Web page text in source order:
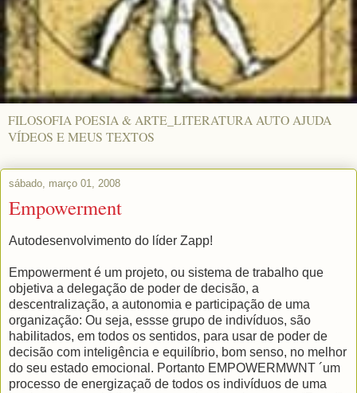
FILOSOFIA POESIA & ARTE_LITERATURA AUTO AJUDA
VÍDEOS E MEUS TEXTOS
sábado, março 01, 2008
Empowerment
Autodesenvolvimento do líder Zapp!
Empowerment é um projeto, ou sistema de trabalho que
objetiva a delegação de poder de decisão, a
descentralização, a autonomia e participação de uma
organização: Ou seja, essse grupo de indivíduos, são
habilitados, em todos os sentidos, para usar de poder de
decisão com inteligência e equilíbrio, bom senso, no melhor
do seu estado emocional. Portanto EMPOWERMWNT ´um
processo de energizaçaõ de todos os indivíduos de uma